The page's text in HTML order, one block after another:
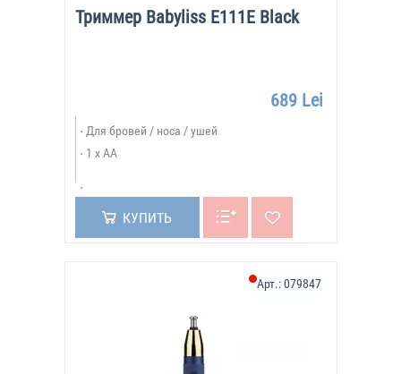
Триммер Babyliss E111E Black
689 Lei
Для бровей / носа / ушей
1 x AA
КУПИТЬ
Арт.:079847